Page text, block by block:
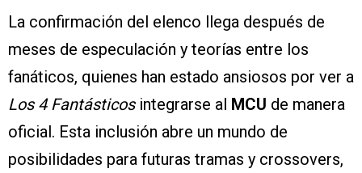
La confirmación del elenco llega después de
meses de especulación y teorías entre los
fanáticos, quienes han estado ansiosos por ver a
Los 4 Fantásticos integrarse al MCU de manera
oficial. Esta inclusión abre un mundo de
posibilidades para futuras tramas y crossovers,